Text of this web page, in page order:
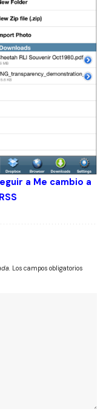
a Me cambio a
RSS
Los campos obligatorios